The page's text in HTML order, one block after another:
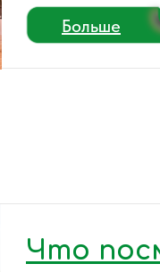
Больше
Что